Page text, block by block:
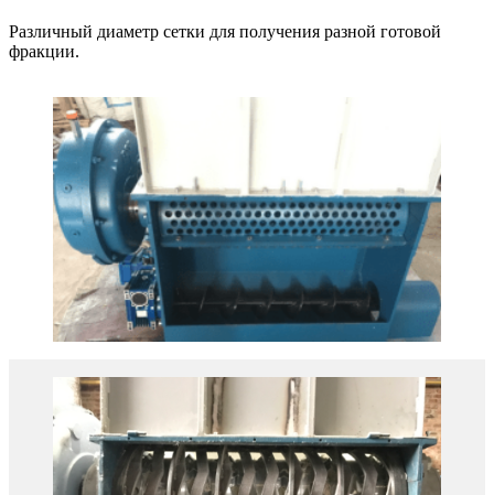
Различный диаметр сетки для получения разной готовой
фракции.